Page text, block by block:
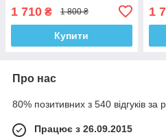
1 710 ₴ 1 800 ₴
Купити
1
Про нас
80% позитивних з 540 відгуків за
Працює з 26.09.2015